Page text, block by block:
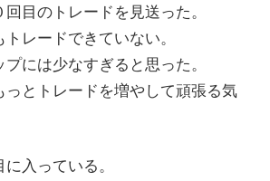
目のトレードを見送った。
レードできていない。
には少なすぎると思った。
っとトレードを増やして頑張る気
入っている。